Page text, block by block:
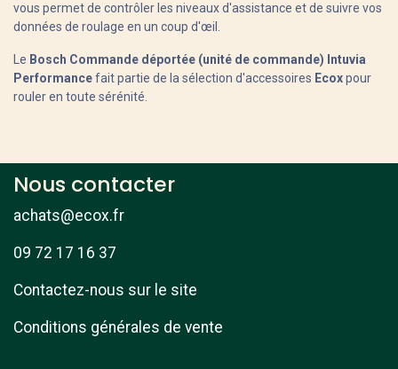
vous permet de contrôler les niveaux d'assistance et de suivre vos
données de roulage en un coup d'œil.
Le Bosch Commande déportée (unité de commande) Intuvia
Performancefait partie de la sélection d'accessoires Ecoxpour
rouler en toute sérénité.
Nous contacter
achats@ecox.fr
09 72 17 16 37
Contactez-nous sur le site
Conditions générales de vente